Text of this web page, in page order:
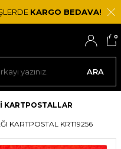
KARGO BEDAVA!
ARA
0
KARTPOSTALLAR
KARTPOSTAL KRT19256